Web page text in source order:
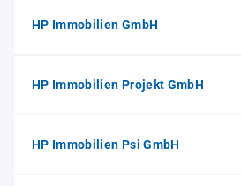
HP Immobilien GmbH
HP Immobilien Projekt GmbH
HP Immobilien Psi GmbH